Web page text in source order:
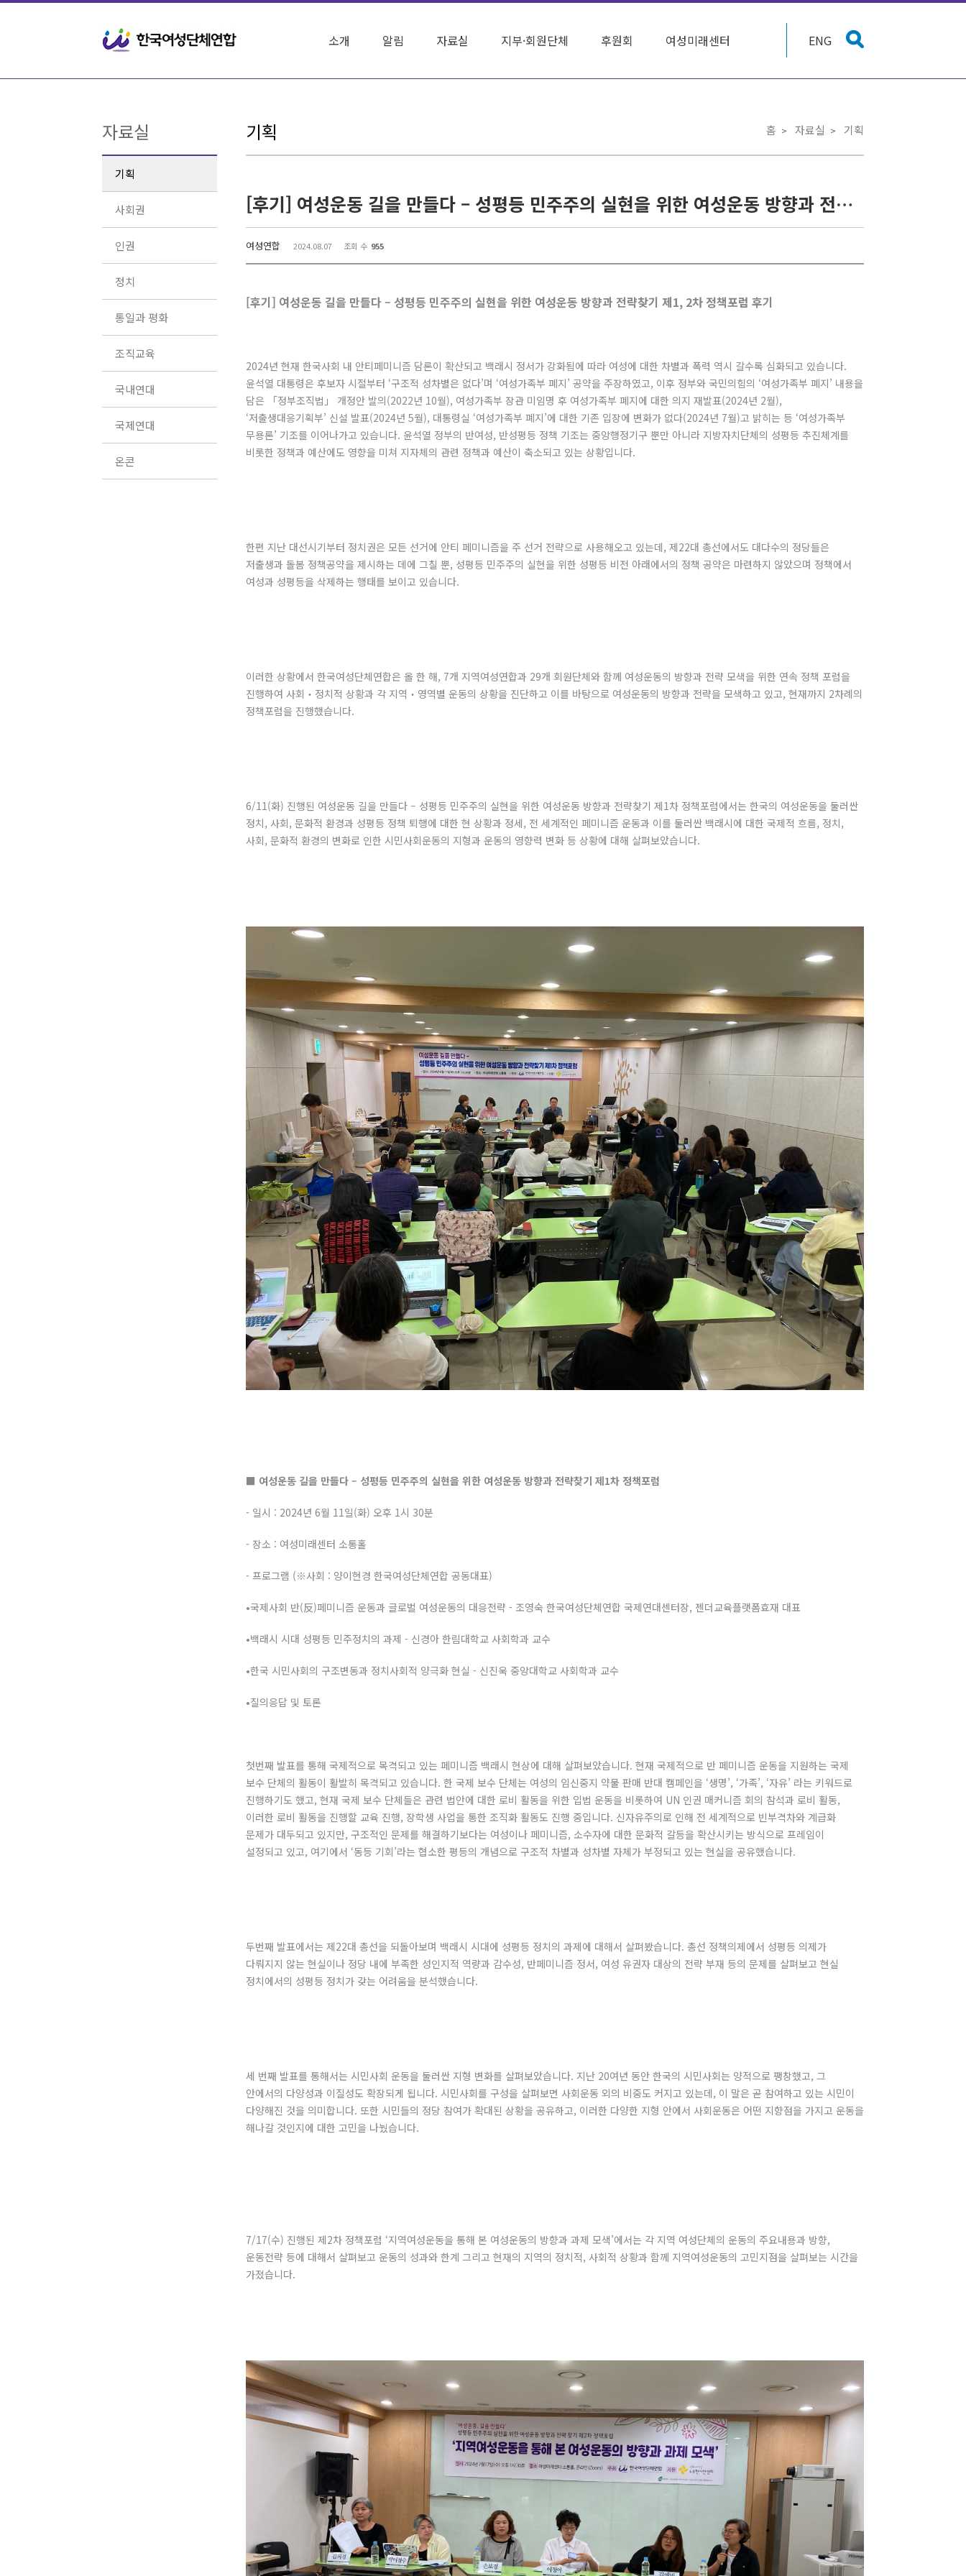
소개 알림 자료실 지부·회원단체 후원회 여성미래센터 ENG
자료실
기획
사회권
인권
정치
통일과 평화
조직교육
국내연대
국제연대
온콘
기획 홈 자료실 기획
[후기] 여성운동 길을 만들다 – 성평등 민주주의 실현을 위한 여성운동 방향과 전략찾기 제1, 2차 정책포럼 후기
여성연합 2024.08.07 조회 수 955
[후기] 여성운동 길을 만들다 – 성평등 민주주의 실현을 위한 여성운동 방향과 전략찾기 제1, 2차 정책포럼 후기
2024년 현재 한국사회 내 안티페미니즘 담론이 확산되고 백래시 정서가 강화됨에 따라 여성에 대한 차별과 폭력 역시 갈수록 심화되고 있습니다.
윤석열 대통령은 후보자 시절부터 ‘구조적 성차별은 없다’며 ‘여성가족부 폐지’ 공약을 주장하였고, 이후 정부와 국민의힘의 ‘여성가족부 폐지’ 내용을
담은 「정부조직법」 개정안 발의(2022년 10월), 여성가족부 장관 미임명 후 여성가족부 폐지에 대한 의지 재발표(2024년 2월),
‘저출생대응기획부’ 신설 발표(2024년 5월), 대통령실 ‘여성가족부 폐지’에 대한 기존 입장에 변화가 없다(2024년 7월)고 밝히는 등 ‘여성가족부
무용론’ 기조를 이어나가고 있습니다. 윤석열 정부의 반여성, 반성평등 정책 기조는 중앙행정기구 뿐만 아니라 지방자치단체의 성평등 추진체계를
비롯한 정책과 예산에도 영향을 미쳐 지자체의 관련 정책과 예산이 축소되고 있는 상황입니다.
한편 지난 대선시기부터 정치권은 모든 선거에 안티 페미니즘을 주 선거 전략으로 사용해오고 있는데, 제22대 총선에서도 대다수의 정당들은
저출생과 돌봄 정책공약을 제시하는 데에 그칠 뿐, 성평등 민주주의 실현을 위한 성평등 비전 아래에서의 정책 공약은 마련하지 않았으며 정책에서
여성과 성평등을 삭제하는 행태를 보이고 있습니다.
이러한 상황에서 한국여성단체연합은 올 한 해, 7개 지역여성연합과 29개 회원단체와 함께 여성운동의 방향과 전략 모색을 위한 연속 정책 포럼을
진행하여 사회‧정치적 상황과 각 지역‧영역별 운동의 상황을 진단하고 이를 바탕으로 여성운동의 방향과 전략을 모색하고 있고, 현재까지 2차례의
정책포럼을 진행했습니다.
6/11(화) 진행된 여성운동 길을 만들다 – 성평등 민주주의 실현을 위한 여성운동 방향과 전략찾기 제1차 정책포럼에서는 한국의 여성운동을 둘러싼
정치, 사회, 문화적 환경과 성평등 정책 퇴행에 대한 현 상황과 정세, 전 세계적인 페미니즘 운동과 이를 둘러싼 백래시에 대한 국제적 흐름, 정치,
사회, 문화적 환경의 변화로 인한 시민사회운동의 지형과 운동의 영향력 변화 등 상황에 대해 살펴보았습니다.
■ 여성운동 길을 만들다 – 성평등 민주주의 실현을 위한 여성운동 방향과 전략찾기 제1차 정책포럼
- 일시 : 2024년 6월 11일(화) 오후 1시 30분
- 장소 : 여성미래센터 소통홀
- 프로그램 (※사회 : 양이현경 한국여성단체연합 공동대표)
•국제사회 반(反)페미니즘 운동과 글로벌 여성운동의 대응전략 - 조영숙 한국여성단체연합 국제연대센터장, 젠더교육플랫폼효재 대표
•백래시 시대 성평등 민주정치의 과제 - 신경아 한림대학교 사회학과 교수
•한국 시민사회의 구조변동과 정치사회적 양극화 현실 - 신진욱 중앙대학교 사회학과 교수
•질의응답 및 토론
첫번째 발표를 통해 국제적으로 목격되고 있는 페미니즘 백래시 현상에 대해 살펴보았습니다. 현재 국제적으로 반 페미니즘 운동을 지원하는 국제
보수 단체의 활동이 활발히 목격되고 있습니다. 한 국제 보수 단체는 여성의 임신중지 약물 판매 반대 캠페인을 ‘생명’, ‘가족’, ‘자유’ 라는 키워드로
진행하기도 했고, 현재 국제 보수 단체들은 관련 법안에 대한 로비 활동을 위한 입법 운동을 비롯하여 UN 인권 매커니즘 회의 참석과 로비 활동,
이러한 로비 활동을 진행할 교육 진행, 장학생 사업을 통한 조직화 활동도 진행 중입니다. 신자유주의로 인해 전 세계적으로 빈부격차와 계급화
문제가 대두되고 있지만, 구조적인 문제를 해결하기보다는 여성이나 페미니즘, 소수자에 대한 문화적 갈등을 확산시키는 방식으로 프레임이
설정되고 있고, 여기에서 ‘동등 기회’라는 협소한 평등의 개념으로 구조적 차별과 성차별 자체가 부정되고 있는 현실을 공유했습니다.
두번째 발표에서는 제22대 총선을 되돌아보며 백래시 시대에 성평등 정치의 과제에 대해서 살펴봤습니다. 총선 정책의제에서 성평등 의제가
다뤄지지 않는 현실이나 정당 내에 부족한 성인지적 역량과 감수성, 반페미니즘 정서, 여성 유권자 대상의 전략 부재 등의 문제를 살펴보고 현실
정치에서의 성평등 정치가 갖는 어려움을 분석했습니다.
세 번째 발표를 통해서는 시민사회 운동을 둘러싼 지형 변화를 살펴보았습니다. 지난 20여년 동안 한국의 시민사회는 양적으로 팽창했고, 그
안에서의 다양성과 이질성도 확장되게 됩니다. 시민사회를 구성을 살펴보면 사회운동 외의 비중도 커지고 있는데, 이 말은 곧 참여하고 있는 시민이
다양해진 것을 의미합니다. 또한 시민들의 정당 참여가 확대된 상황을 공유하고, 이러한 다양한 지형 안에서 사회운동은 어떤 지향점을 가지고 운동을
해나갈 것인지에 대한 고민을 나눴습니다.
7/17(수) 진행된 제2차 정책포럼 ‘지역여성운동을 통해 본 여성운동의 방향과 과제 모색’에서는 각 지역 여성단체의 운동의 주요내용과 방향,
운동전략 등에 대해서 살펴보고 운동의 성과와 한계 그리고 현재의 지역의 정치적, 사회적 상황과 함께 지역여성운동의 고민지점을 살펴보는 시간을
가졌습니다.